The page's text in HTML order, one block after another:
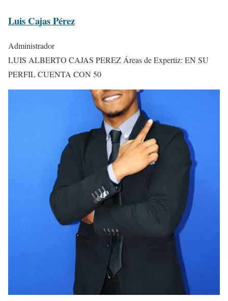
Luis Cajas Pérez
Administrador
LUIS ALBERTO CAJAS PEREZ Áreas de Expertiz: EN SU
PERFIL CUENTA CON 50